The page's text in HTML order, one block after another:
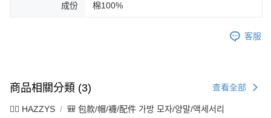
成份 棉100%
客服
商品相關分類 (3) 查看全部
🐕‍🦺 HAZZYS 🎒 包款/帽/襪/配件 가방 모자/양말/액세서리